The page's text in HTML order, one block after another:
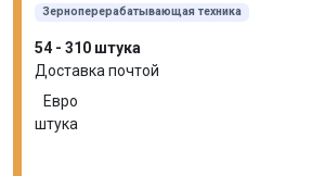
Зерноперерабатывающая техника
54 - 310 штука
Доставка почтой
Евро
штука